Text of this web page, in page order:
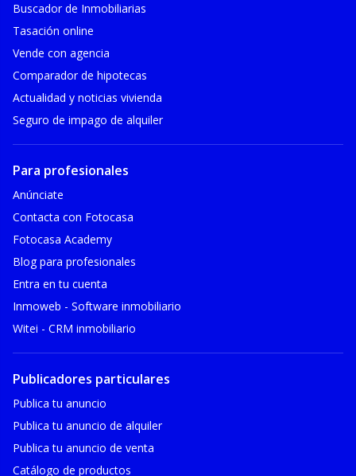
Buscador de Inmobiliarias
Tasación online
Vende con agencia
Comparador de hipotecas
Actualidad y noticias vivienda
Seguro de impago de alquiler
Para profesionales
Anúnciate
Contacta con Fotocasa
Fotocasa Academy
Blog para profesionales
Entra en tu cuenta
Inmoweb - Software inmobiliario
Witei - CRM inmobiliario
Publicadores particulares
Publica tu anuncio
Publica tu anuncio de alquiler
Publica tu anuncio de venta
Catálogo de productos